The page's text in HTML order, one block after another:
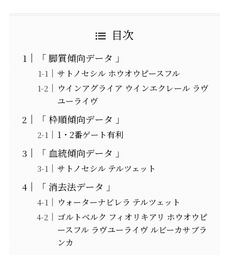
目次
「 脚質傾向データ 」
サトノセシル ホウオウピースフル
ウインアグライア ウインエクレール ラヴ
ユーライヴ
「 枠順傾向データ 」
1・2番ゲート有利
「 血統傾向データ 」
サトノセシル テルツェット
「 消去法データ 」
ウォーターナビレラ テルツェット
ゴルトベルク フィオリキアリ ホウオウピ
ースフル ラヴユーライヴ ルビーカサブラ
ンカ